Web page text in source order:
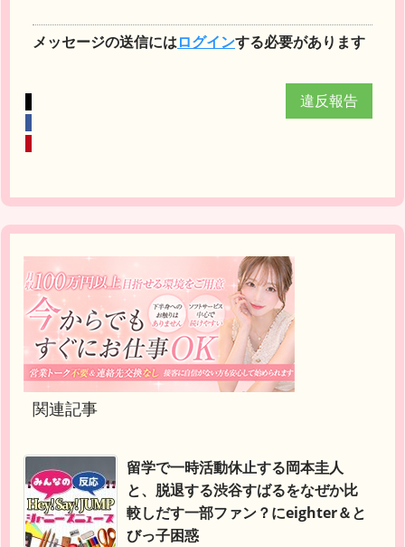
メッセージの送信にはログインする必要があります
違反報告
関連記事
留学で一時活動休止する岡本圭人
と、脱退する渋谷すばるをなぜか比
較しだす一部ファン？にeighter＆と
びっ子困惑